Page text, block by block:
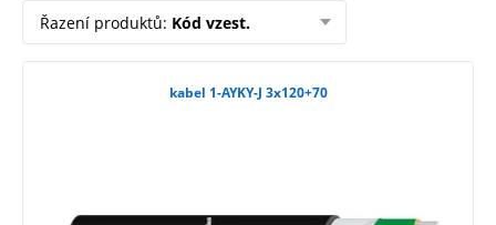
Řazení produktů: Kód vzest.
kabel 1-AYKY-J 3x120+70